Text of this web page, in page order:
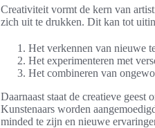
Creativiteit vormt de kern van
zich uit te drukken. Dit kan tot
Het verkennen van nieuwe
Het experimenteren met
Het combineren van
Daarnaast staat de creatieve
Kunstenaars worden
minded te zijn en nieuwe